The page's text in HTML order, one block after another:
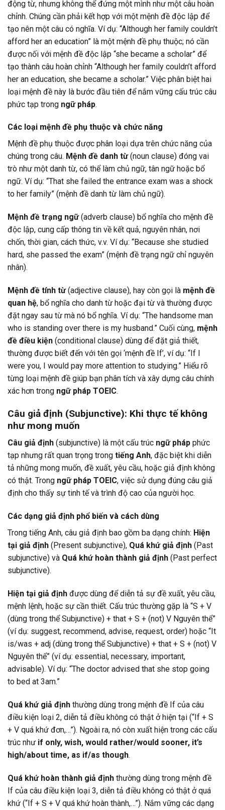
động từ, nhưng không thể đứng một mình như một câu hoàn
chỉnh. Chúng cần phải kết hợp với một mệnh đề độc lập để
tạo nên một câu có nghĩa. Ví dụ: “Although her family couldn’t
afford her an education” là một mệnh đề phụ thuộc; nó cần
được nối với mệnh đề độc lập “she became a scholar” để
tạo thành câu hoàn chỉnh “Although her family couldn’t afford
her an education, she became a scholar.” Việc phân biệt hai
loại mệnh đề này là bước đầu tiên để nắm vững cấu trúc câu
phức tạp trong ngữ pháp.
Các loại mệnh đề phụ thuộc và chức năng
Mệnh đề phụ thuộc được phân loại dựa trên chức năng của
chúng trong câu. Mệnh đề danh từ(noun clause) đóng vai
trò như một danh từ, có thể làm chủ ngữ, tân ngữ hoặc bổ
ngữ. Ví dụ: “That she failed the entrance exam was a shock
to her family” (mệnh đề danh từ làm chủ ngữ).
Mệnh đề trạng ngữ(adverb clause) bổ nghĩa cho mệnh đề
độc lập, cung cấp thông tin về kết quả, nguyên nhân, nơi
chốn, thời gian, cách thức, v.v. Ví dụ: “Because she studied
hard, she passed the exam” (mệnh đề trạng ngữ chỉ nguyên
nhân).
Mệnh đề tính từ(adjective clause), hay còn gọi là mệnh đề
quan hệ, bổ nghĩa cho danh từ hoặc đại từ và thường được
đặt ngay sau từ mà nó bổ nghĩa. Ví dụ: “The handsome man
who is standing over there is my husband.” Cuối cùng, mệnh
đề điều kiện (conditional clause) dùng để đặt giả thiết,
thường được biết đến với tên gọi ‘mệnh đề If’, ví dụ: “If I
were you, I would pay more attention to studying.” Hiểu rõ
từng loại mệnh đề giúp bạn phân tích và xây dựng câu chính
xác hơn trong ngữ pháp TOEIC.
Câu giả định (Subjunctive): Khi thực tế không
như mong muốn
Câu giả định (subjunctive) là một cấu trúc ngữ pháp phức
tạp nhưng rất quan trọng trong tiếng Anh, đặc biệt khi diễn
tả những mong muốn, đề xuất, yêu cầu, hoặc giả định không
có thật. Trong ngữ pháp TOEIC, việc sử dụng đúng câu giả
định cho thấy sự tinh tế và trình độ cao của người học.
Các dạng giả định phổ biến và cách dùng
Trong tiếng Anh, câu giả định bao gồm ba dạng chính: Hiện
tại giả định (Present subjunctive), Quá khứ giả định (Past
subjunctive) và Quá khứ hoàn thành giả định (Past perfect
subjunctive).
Hiện tại giả định được dùng để diễn tả sự đề xuất, yêu cầu,
mệnh lệnh, hoặc sự cần thiết. Cấu trúc thường gặp là “S + V
(dùng trong thể Subjunctive) + that + S + (not) V Nguyên thể”
(ví dụ: suggest, recommend, advise, request, order) hoặc “It
is/was + adj (dùng trong thể Subjunctive) + that + S + (not) V
Nguyên thể” (ví dụ: essential, necessary, important,
advisable). Ví dụ: “The doctor advised that she stop going
to bed at 3am.”
Quá khứ giả định thường dùng trong mệnh đề If của câu
điều kiện loại 2, diễn tả điều không có thật ở hiện tại (“If + S
+ V quá khứ đơn,…”). Ngoài ra, nó còn xuất hiện trong các cấu
trúc như if only, wish, would rather/would sooner, it’s
high/about time, as if/as though.
Quá khứ hoàn thành giả định thường dùng trong mệnh đề
If của câu điều kiện loại 3, diễn tả điều không có thật ở quá
khứ (“If + S + V quá khứ hoàn thành,…”). Nắm vững các dạng